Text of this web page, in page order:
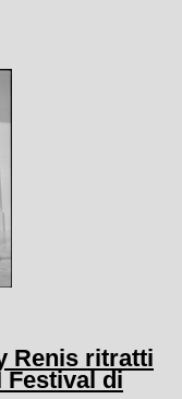
Renis ritratti
Festival di